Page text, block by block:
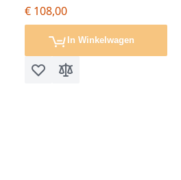
€ 108,00
In Winkelwagen
Voeg toe aan verlanglijst
Toevoegen om te